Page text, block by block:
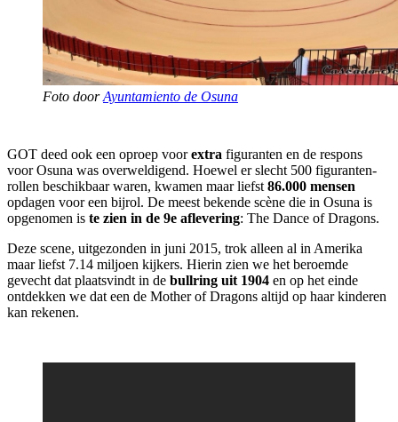
Foto doorAyuntamiento de Osuna
GOT deed ook een oproep voorextra figuranten en de respons
voor Osuna was overweldigend. Hoewel er slecht 500 figuranten-
rollen beschikbaar waren, kwamen maar liefst86.000 mensen
opdagen voor een bijrol. De meest bekende scène die in Osuna is
opgenomen is te zien in de 9e aflevering: The Dance of Dragons.
Deze scene, uitgezonden in juni 2015, trok alleen al in Amerika
maar liefst 7.14 miljoen kijkers. Hierin zien we het beroemde
gevecht dat plaatsvindt in de bullring uit 1904 en op het einde
ontdekken we dat een de Mother of Dragons altijd op haar kinderen
kan rekenen.